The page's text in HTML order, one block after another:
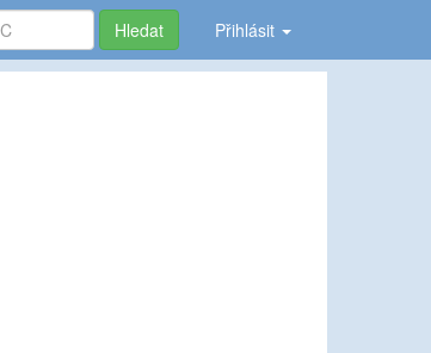
Hledat Přihlásit